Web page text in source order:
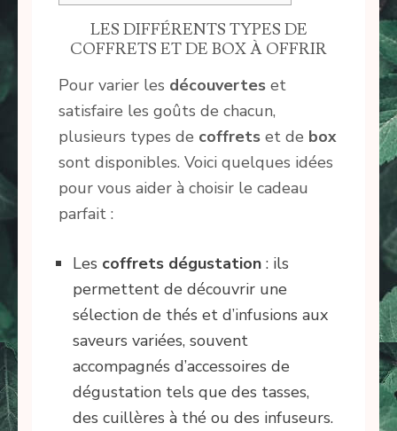
LES DIFFÉRENTS TYPES DE
COFFRETS ET DE BOX À OFFRIR
Pour varier les découvertes et
satisfaire les goûts de chacun,
plusieurs types de coffrets et de box
sont disponibles. Voici quelques idées
pour vous aider à choisir le cadeau
parfait :
Les coffrets dégustation : ils
permettent de découvrir une
sélection de thés et d’infusions aux
saveurs variées, souvent
accompagnés d’accessoires de
dégustation tels que des tasses,
des cuillères à thé ou des infuseurs.